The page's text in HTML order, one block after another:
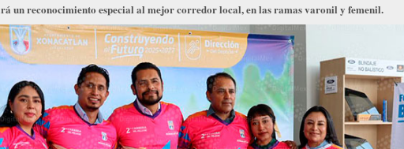
un reconocimiento especial al mejor corredor local, en las ramas varonil y femenil.